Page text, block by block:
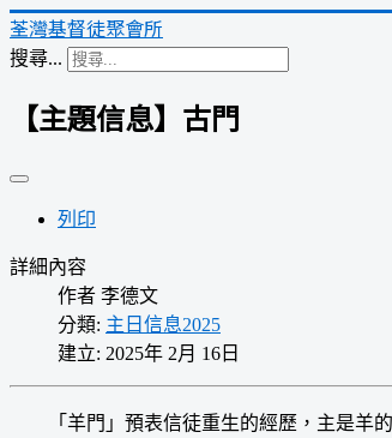
荃灣基督徒聚會所
搜尋...
【主題信息】古門
列印
詳細內容
作者 李德文
分類: 主日信息2025
建立: 2025年 2月 16日
「羊門」預表信徒重生的經歷，主是羊的